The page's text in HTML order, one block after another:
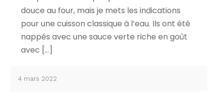
douce au four, mais je mets les indications
pour une cuisson classique à l’eau. Ils ont été
nappés avec une sauce verte riche en goût
avec […]
4 mars 2022